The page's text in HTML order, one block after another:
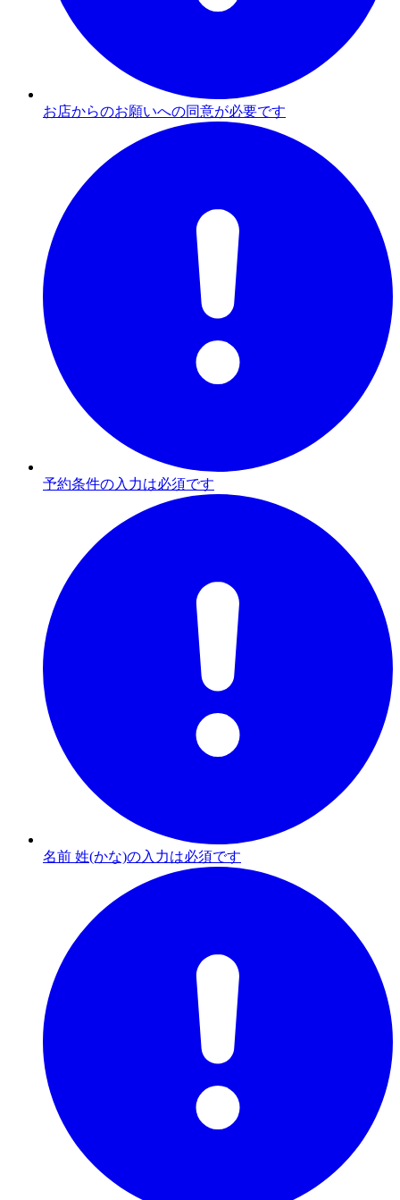
お店からのお願いへの同意が必要です
予約条件の入力は必須です
名前 姓(かな)の入力は必須です